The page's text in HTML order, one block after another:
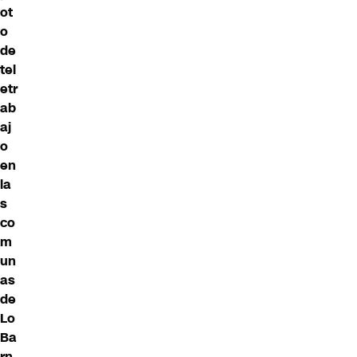
ot
o
de
tel
etr
ab
aj
o
en
la
s
co
m
un
as
de
Lo
Ba